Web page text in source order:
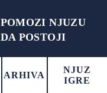
POMOZI NJUZU
DA POSTOJI
ARHIVA
NJUZ
IGRE